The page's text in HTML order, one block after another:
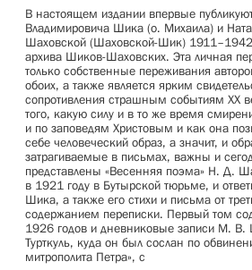
В настоящем издании впервые
Владимировича Шика (о. Михаила) и
Шаховской (Шаховской-Шик) 1911–1942
архива Шиков-Шаховских. Эта личная
только собственные переживания
обоих, а также является ярким
сопротивления страшным событиям XX
того, какую силу и в то же время
и по заповедям Христовым и как она
себе человеческий образ, а значит, и
затрагиваемые в письмах, важны и
представлены «Весенняя поэма» Н. Д.
в 1921 году в Бутырской тюрьме, и
Шика, а также его стихи и письма от
содержанием переписки. Первый том
1926 годов и дневниковые записи М. В.
Турткуль, куда он был сослан по
митрополита Петра», с